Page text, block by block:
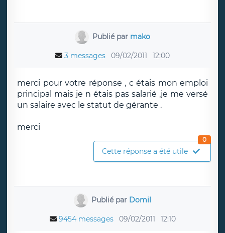
Publié par mako
3 messages 09/02/2011 12:00
merci pour votre réponse , c étais mon emploi
principal mais je n étais pas salarié ,je me versé
un salaire avec le statut de gérante .
merci
Cette réponse a été utile
0
Publié par Domil
9454 messages 09/02/2011 12:10